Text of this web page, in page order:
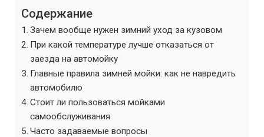
Содержание
Зачем вообще нужен зимний уход за кузовом
При какой температуре лучше отказаться от
заезда на автомойку
Главные правила зимней мойки: как не навредить
автомобилю
Стоит ли пользоваться мойками
самообслуживания
Часто задаваемые вопросы